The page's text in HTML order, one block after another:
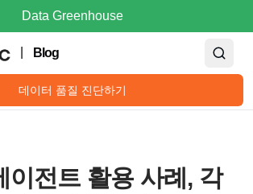
Data Greenhouse
Blog
데이터 품질 진단하기
이전트 활용 사례, 각